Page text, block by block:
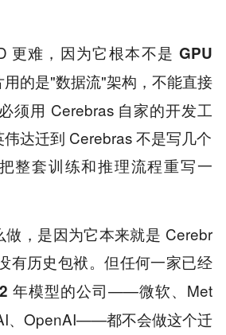
更难，因为它根本不是 GPU
用的是"数据流"架构，不能直接
须用 Cerebras 自家的开发工
达迁到 Cerebras 不是写几个
整套训练和推理流程重写一
做，是因为它本来就是 Cerebr
有历史包袱。但任何一家已经
年模型的公司——微软、Met
、OpenAI——都不会做这个迁